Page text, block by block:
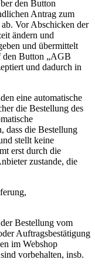
den Button
Antrag zum
Vor Abschicken der
ändern und
und übermittelt
den Button „AGB
und dadurch in
eine automatische
die Bestellung des
dass die Bestellung
stellt keine
erst durch die
zustande, die
Bestellung vom
Auftragsbestätigung
im Webshop
vorbehalten, insb.